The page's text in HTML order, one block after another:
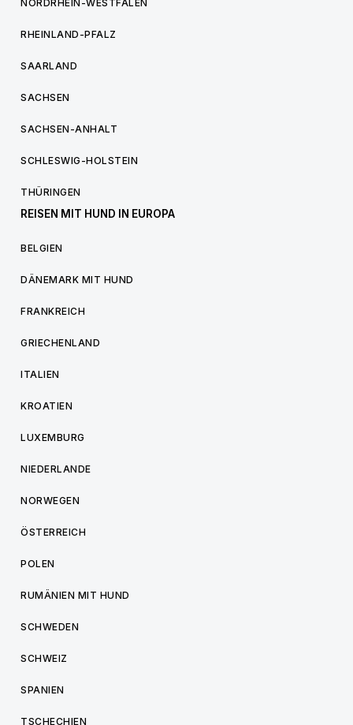
NORDRHEIN-WESTFALEN
RHEINLAND-PFALZ
SAARLAND
SACHSEN
SACHSEN-ANHALT
SCHLESWIG-HOLSTEIN
THÜRINGEN
REISEN MIT HUND IN EUROPA
BELGIEN
DÄNEMARK MIT HUND
FRANKREICH
GRIECHENLAND
ITALIEN
KROATIEN
LUXEMBURG
NIEDERLANDE
NORWEGEN
ÖSTERREICH
POLEN
RUMÄNIEN MIT HUND
SCHWEDEN
SCHWEIZ
SPANIEN
TSCHECHIEN